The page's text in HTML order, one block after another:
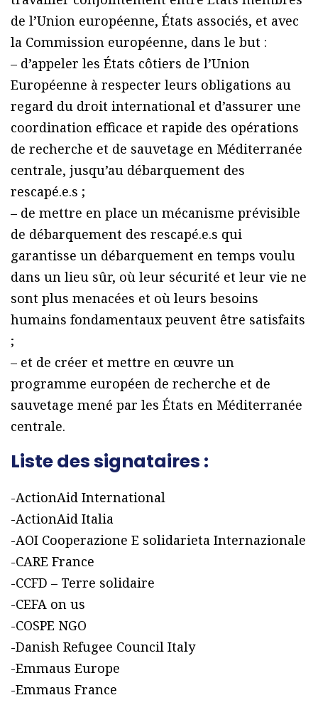
de l’Union européenne, États associés, et avec
la Commission européenne, dans le but :
– d’appeler les États côtiers de l’Union
Européenne à respecter leurs obligations au
regard du droit international et d’assurer une
coordination efficace et rapide des opérations
de recherche et de sauvetage en Méditerranée
centrale, jusqu’au débarquement des
rescapé.e.s ;
– de mettre en place un mécanisme prévisible
de débarquement des rescapé.e.s qui
garantisse un débarquement en temps voulu
dans un lieu sûr, où leur sécurité et leur vie ne
sont plus menacées et où leurs besoins
humains fondamentaux peuvent être satisfaits
;
– et de créer et mettre en œuvre un
programme européen de recherche et de
sauvetage mené par les États en Méditerranée
centrale.
Liste des signataires :
-ActionAid International
-ActionAid Italia
-AOI Cooperazione E solidarieta Internazionale
-CARE France
-CCFD – Terre solidaire
-CEFA on us
-COSPE NGO
-Danish Refugee Council Italy
-Emmaus Europe
-Emmaus France